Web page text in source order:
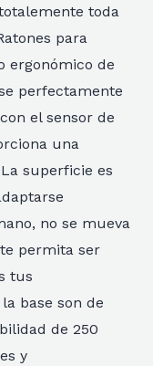
toda
para
ergonómico de
perfectamente
el sensor de
una
superficie es
no se mueva
permita ser
tus
base son de
de 250
y